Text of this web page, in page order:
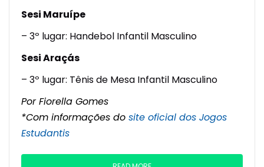
Sesi Maruípe
– 3º lugar: Handebol Infantil Masculino
Sesi Araçás
– 3º lugar: Tênis de Mesa Infantil Masculino
Por Fiorella Gomes
*Com informações do site oficial dos Jogos
Estudantis